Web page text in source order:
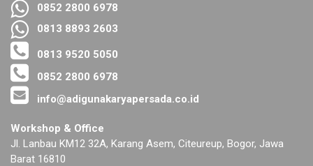
0852 2800 6978
0813 8893 2603
0813 9520 5050
0852 2800 6978
info@adigunakaryapersada.co.id
Workshop & Office
Jl. Lanbau KM12 32A, Karang Asem, Citeureup, Bogor, Jawa
Barat 16810